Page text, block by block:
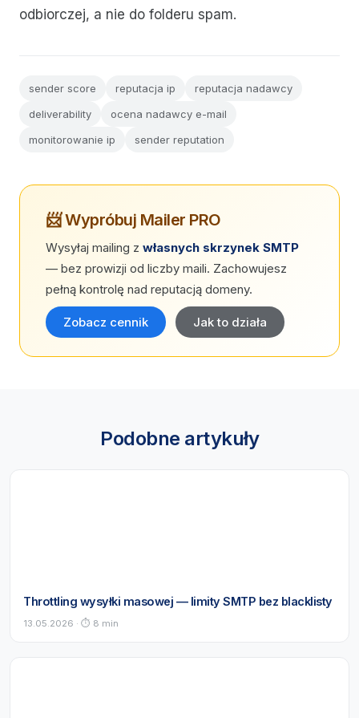
odbiorczej, a nie do folderu spam.
sender score reputacja ip
reputacja nadawcy
deliverability
ocena nadawcy e-mail
monitorowanie ip
sender reputation
📨 Wypróbuj Mailer PRO
Wysyłaj mailing z własnych skrzynek SMTP
— bez prowizji od liczby maili. Zachowujesz
pełną kontrolę nad reputacją domeny.
Zobacz cennik Jak to działa
Podobne artykuły
Throttling wysyłki masowej — limity SMTP bez blacklisty
13.05.2026 · ⏱ 8 min